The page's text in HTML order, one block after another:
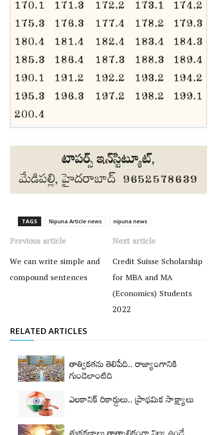
TAGS Nipuna Article news nipuna news
Previous article
We can write simple and
compound sentences
Next article
Credit Suisse Scholarship
for MBA and MA
(Economics) Students
2022
RELATED ARTICLES
తాత్వికతను తెలిపేది.. రాజ్యాంగానికి
గుండెలాంటిది
ఎలకానిక్‌ రికార్డులు.. ప్రాథమిక సాక్ష్యాలు